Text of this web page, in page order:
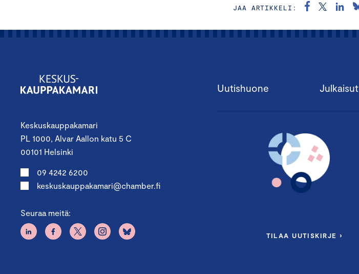
JAA ARTIKKELI:
Keskuskauppakamari
PL 1000, Alvar Aallon katu 5 C
00101 Helsinki
09 4242 6200
keskuskauppakamari@chamber.fi
Seuraa meitä:
Uutishuone Julkaisut
TILAA UUTISKIRJE ›